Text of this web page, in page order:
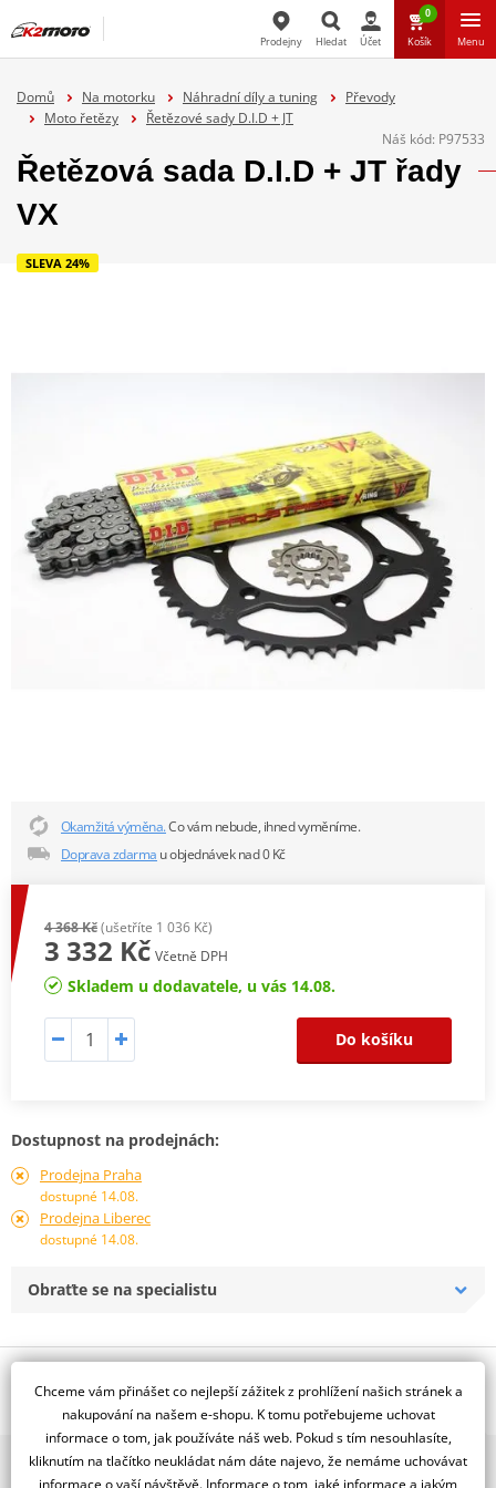
Prodejny Hledat Účet
0
Košík Menu
Domů Na motorku Náhradní díly a tuning
Převody
Moto řetězy
Řetězové sady D.I.D + JT
Náš kód: P97533
Řetězová sada D.I.D + JT řady
VX
SLEVA 24%
Okamžitá výměna.Co vám nebude, ihned vyměníme.
Doprava zdarma u objednávek nad 0 Kč
4 368 Kč(ušetříte 1 036 Kč)
3 332 Kč Včetně DPH
Skladem u dodavatele, u vás 14.08.
Do košíku
Dostupnost na prodejnách:
Prodejna Praha
dostupné 14.08.
Prodejna Liberec
dostupné 14.08.
Obraťte se na specialistu
Jsme autorizovaný
dealer značky D.I.D + JT
Řetězová sada - Řetěz D.I.D, řady VX, těsněný X-Kroužkem. Ocelové
2x multibrand showroom
Chceme vám přinášet co nejlepší zážitek z prohlížení našich stránek a
nakupování na našem e-shopu. K tomu potřebujeme uchovat
informace o tom, jak používáte náš web. Pokud s tím nesouhlasíte,
kliknutím na tlačítko neukládat nám dáte najevo, že nemáme uchovávat
informace o vaší návštěvě. Informace o tom, jaké informace a jakým